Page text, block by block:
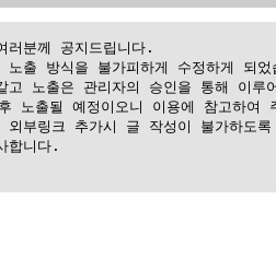
분께 공지드립니다.
출 방식을 불가피하게 수정하게 되었
고 노출은 관리자의 승인을 통해 이루
노출될 예정이오니 이용에 참고하여
부링크 추가시 글 작성이 불가하도
합니다.